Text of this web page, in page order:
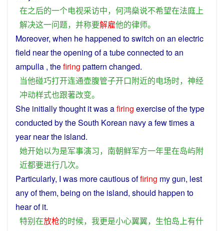
在之后的一个电视采访中， 何鸿燊说不希望在法庭上
解决这一问题， 并称要解雇他的律师。
Moreover, when he happened toswitch on an electric
field neartheopening ofatubeconnected to an
ampulla , thefiring pattern changed.
当他碰巧打开连通壶腹管子开口附近的电场时， 神经
冲动样式也跟著改变。
She initiallythought itwasafiring exerciseofthetype
conducted by theSouth Korean navya few times a
year nearthe island.
她开始以为是军事演习， 南朝鲜军方一年里在岛屿附
近都要进行几次。
Particularly, I was morecautiousoffiring mygun, lest
anyof them, being on the island, should happen to
hearof it.
特别在放枪的时候， 我更是小心翼翼， 生怕岛上有什